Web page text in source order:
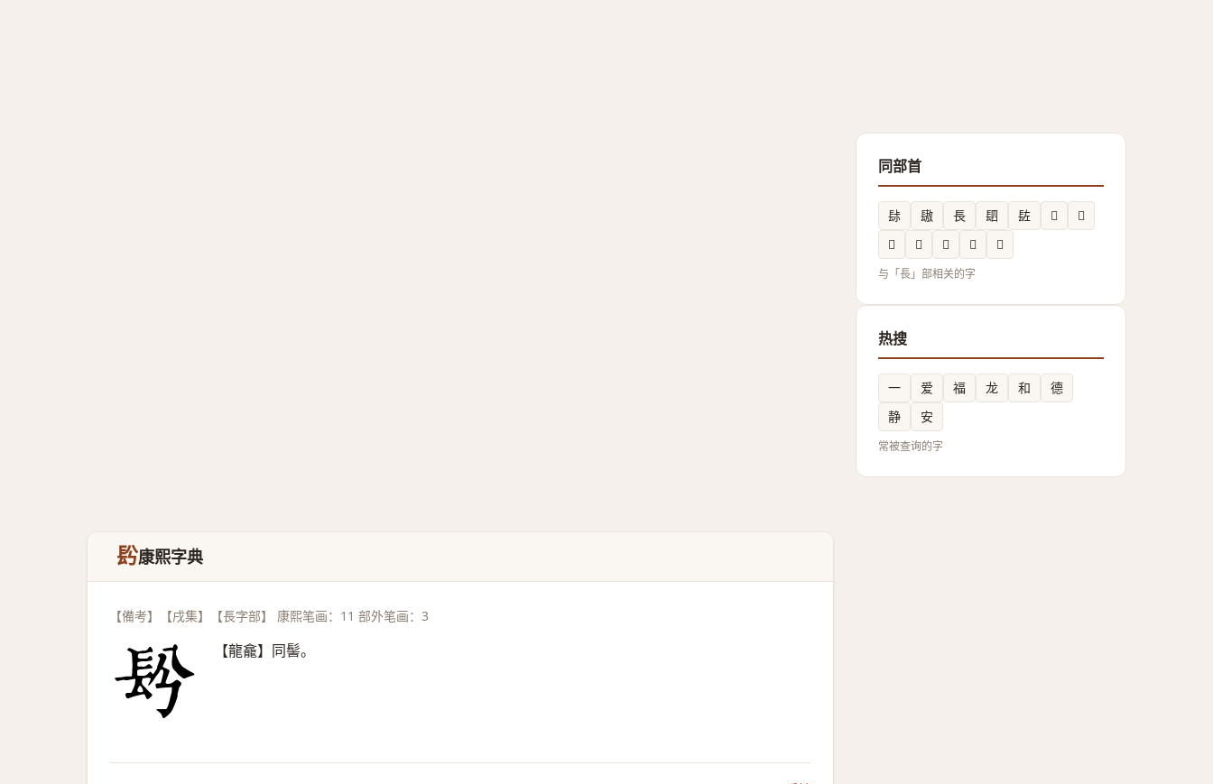
䦇康熙字典
【備考】【戌集】【長字部】 康熙笔画：11 部外笔画：3
【龍龕】同髻。
同部首
䦊 䦋 長 䦉 䦈 𰿒
𨲅
𨱜
𨲕 𨲼 𨲌 𨱛
与「長」部相关的字
热搜
一 爱 福 龙 和
德
静
安
常被查询的字